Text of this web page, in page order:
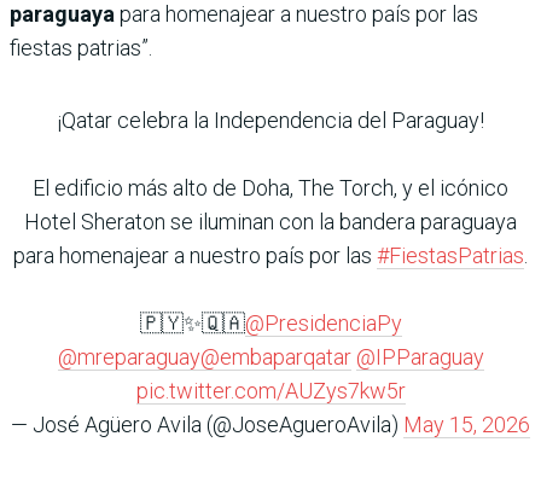
paraguayapara homenajear a nuestro país por las
fiestas patrias”.
¡Qatar celebra la Independencia del Paraguay!
El edificio más alto de Doha, The Torch, y el icónico
Hotel Sheraton se iluminan con la bandera paraguaya
para homenajear a nuestro país por las #FiestasPatrias.
🇵🇾✨🇶🇦@PresidenciaPy
@mreparaguay@embaparqatar @IPParaguay
pic.twitter.com/AUZys7kw5r
— José Agüero Avila (@JoseAgueroAvila) May 15, 2026